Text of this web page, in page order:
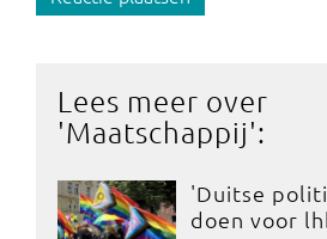
Lees meer over
'Maatschappij':
'Duitse
doen voor